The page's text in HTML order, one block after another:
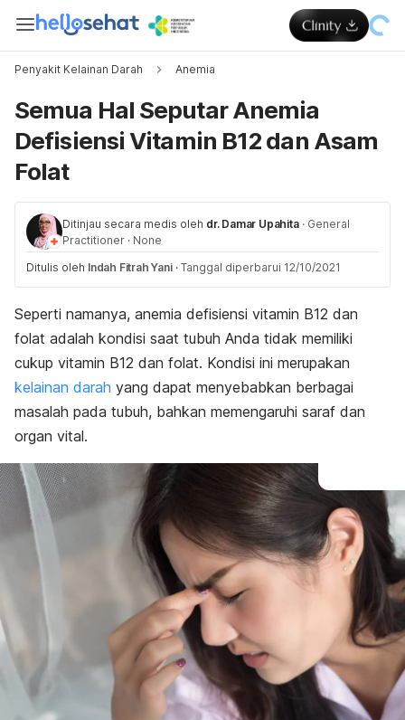
Penyakit Kelainan Darah Anemia
Semua Hal Seputar Anemia
Defisiensi Vitamin B12 dan Asam
Folat
Ditinjau secara medis oleh dr. Damar Upahita · General
Practitioner · None
Ditulis oleh Indah Fitrah Yani · Tanggal diperbarui 12/10/2021
Seperti namanya, anemia defisiensi vitamin B12 dan
folat adalah kondisi saat tubuh Anda tidak memiliki
cukup vitamin B12 dan folat. Kondisi ini merupakan
kelainan darah yang dapat menyebabkan berbagai
masalah pada tubuh, bahkan memengaruhi saraf dan
organ vital.